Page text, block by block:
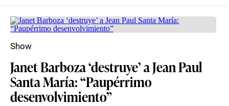
Janet Barboza ‘destruye’ a Jean Paul
Santa María: “Paupérrimo
desenvolvimiento”
Show